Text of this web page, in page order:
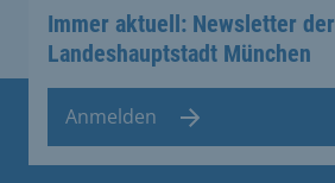
Immer aktuell: Newsletter der
Landeshauptstadt München
Anmelden